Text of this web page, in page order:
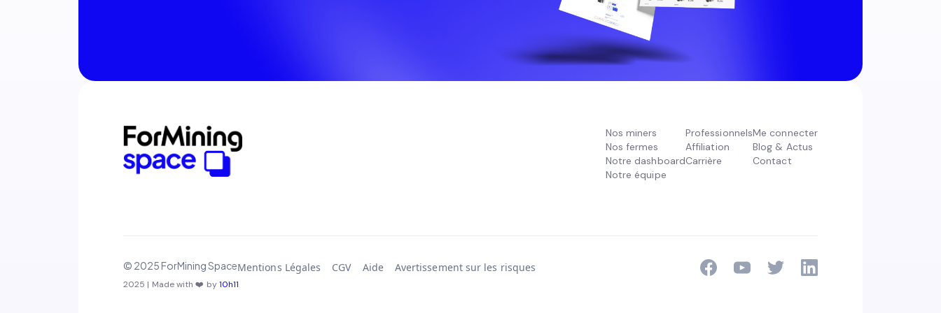
Nos miners
Nos fermes
Notre dashboard
Notre équipe
Professionnels
Affiliation
Carrière
Me connecter
Blog & Actus
Contact
© 2025 ForMining SpaceMentions Légales CGV Aide Avertissement sur les risques
2025 | Made with ❤️ by10h11